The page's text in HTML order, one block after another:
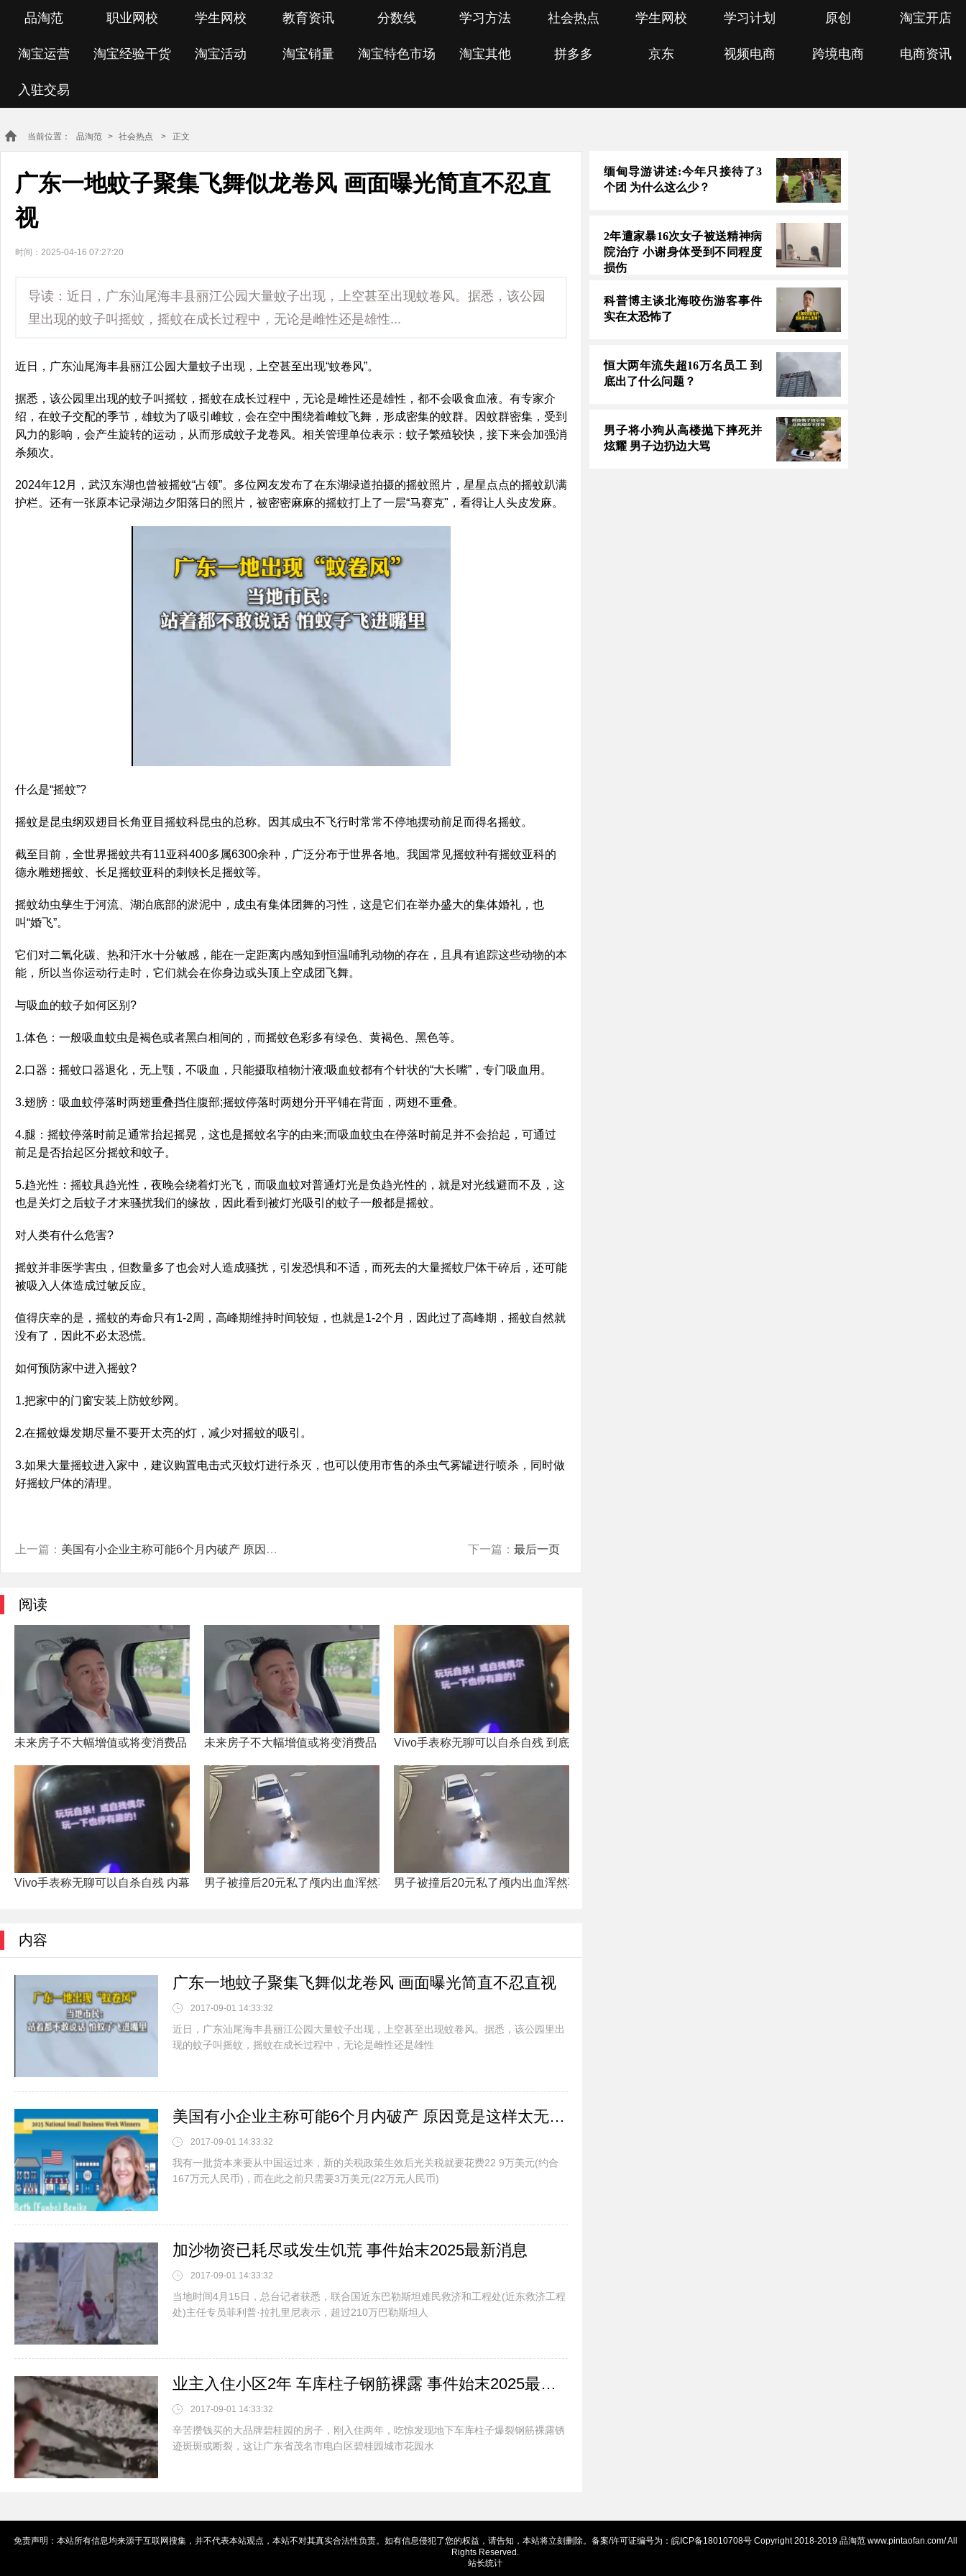
品淘范 职业网校 学生网校 教育资讯 分数线 学习方法 社会热点 学生网校 学习计划 原创 淘宝开店
淘宝运营 淘宝经验干货 淘宝活动 淘宝销量 淘宝特色市场 淘宝其他 拼多多 京东 视频电商 跨境电商 电商资讯
入驻交易
当前位置： 品淘范 > 社会热点 > 正文
广东一地蚊子聚集飞舞似龙卷风 画面曝光简直不忍直
视
时间：2025-04-16 07:27:20
导读：近日，广东汕尾海丰县丽江公园大量蚊子出现，上空甚至出现蚊卷风。据悉，该公园
里出现的蚊子叫摇蚊，摇蚊在成长过程中，无论是雌性还是雄性...
近日，广东汕尾海丰县丽江公园大量蚊子出现，上空甚至出现“蚊卷风”。
据悉，该公园里出现的蚊子叫摇蚊，摇蚊在成长过程中，无论是雌性还是雄性，都不会吸食血液。有专家介
绍，在蚊子交配的季节，雄蚊为了吸引雌蚊，会在空中围绕着雌蚊飞舞，形成密集的蚊群。因蚊群密集，受到
风力的影响，会产生旋转的运动，从而形成蚊子龙卷风。相关管理单位表示：蚊子繁殖较快，接下来会加强消
杀频次。
2024年12月，武汉东湖也曾被摇蚊“占领”。多位网友发布了在东湖绿道拍摄的摇蚊照片，星星点点的摇蚊趴满
护栏。还有一张原本记录湖边夕阳落日的照片，被密密麻麻的摇蚊打上了一层“马赛克"，看得让人头皮发麻。
什么是“摇蚊”?
摇蚊是昆虫纲双翅目长角亚目摇蚊科昆虫的总称。因其成虫不飞行时常常不停地摆动前足而得名摇蚊。
截至目前，全世界摇蚊共有11亚科400多属6300余种，广泛分布于世界各地。我国常见摇蚊种有摇蚊亚科的
德永雕翅摇蚊、长足摇蚊亚科的刺铗长足摇蚊等。
摇蚊幼虫孳生于河流、湖泊底部的淤泥中，成虫有集体团舞的习性，这是它们在举办盛大的集体婚礼，也
叫“婚飞”。
它们对二氧化碳、热和汗水十分敏感，能在一定距离内感知到恒温哺乳动物的存在，且具有追踪这些动物的本
能，所以当你运动行走时，它们就会在你身边或头顶上空成团飞舞。
与吸血的蚊子如何区别?
1.体色：一般吸血蚊虫是褐色或者黑白相间的，而摇蚊色彩多有绿色、黄褐色、黑色等。
2.口器：摇蚊口器退化，无上颚，不吸血，只能摄取植物汁液;吸血蚊都有个针状的“大长嘴”，专门吸血用。
3.翅膀：吸血蚊停落时两翅重叠挡住腹部;摇蚊停落时两翅分开平铺在背面，两翅不重叠。
4.腿：摇蚊停落时前足通常抬起摇晃，这也是摇蚊名字的由来;而吸血蚊虫在停落时前足并不会抬起，可通过
前足是否抬起区分摇蚊和蚊子。
5.趋光性：摇蚊具趋光性，夜晚会绕着灯光飞，而吸血蚊对普通灯光是负趋光性的，就是对光线避而不及，这
也是关灯之后蚊子才来骚扰我们的缘故，因此看到被灯光吸引的蚊子一般都是摇蚊。
对人类有什么危害?
摇蚊并非医学害虫，但数量多了也会对人造成骚扰，引发恐惧和不适，而死去的大量摇蚊尸体干碎后，还可能
被吸入人体造成过敏反应。
值得庆幸的是，摇蚊的寿命只有1-2周，高峰期维持时间较短，也就是1-2个月，因此过了高峰期，摇蚊自然就
没有了，因此不必太恐慌。
如何预防家中进入摇蚊?
1.把家中的门窗安装上防蚊纱网。
2.在摇蚊爆发期尽量不要开太亮的灯，减少对摇蚊的吸引。
3.如果大量摇蚊进入家中，建议购置电击式灭蚊灯进行杀灭，也可以使用市售的杀虫气雾罐进行喷杀，同时做
好摇蚊尸体的清理。
上一篇： 美国有小企业主称可能6个月内破产 原因竟是这样太无奈了 下一篇： 最后一页
阅读
未来房子不大幅增值或将变消费品 到底是什么情况？未来房子不大幅增值或将变消费品 内幕实在让人惊个呆Vivo手表称无聊可以自杀自残 到底是什么情况？
Vivo手表称无聊可以自杀自残 内幕实在让人惊个呆男子被撞后20元私了颅内出血浑然不知 到底是什么情况？男子被撞后20元私了颅内出血浑然不知 内幕实在让人惊个呆
内容
广东一地蚊子聚集飞舞似龙卷风 画面曝光简直不忍直视
2017-09-01 14:33:32
近日，广东汕尾海丰县丽江公园大量蚊子出现，上空甚至出现蚊卷风。据悉，该公园里出
现的蚊子叫摇蚊，摇蚊在成长过程中，无论是雌性还是雄性
美国有小企业主称可能6个月内破产 原因竟是这样太无奈了
2017-09-01 14:33:32
我有一批货本来要从中国运过来，新的关税政策生效后光关税就要花费22 9万美元(约合
167万元人民币)，而在此之前只需要3万美元(22万元人民币)
加沙物资已耗尽或发生饥荒 事件始末2025最新消息
2017-09-01 14:33:32
当地时间4月15日，总台记者获悉，联合国近东巴勒斯坦难民救济和工程处(近东救济工程
处)主任专员菲利普·拉扎里尼表示，超过210万巴勒斯坦人
业主入住小区2年 车库柱子钢筋裸露 事件始末2025最新消息
2017-09-01 14:33:32
辛苦攒钱买的大品牌碧桂园的房子，刚入住两年，吃惊发现地下车库柱子爆裂钢筋裸露锈
迹斑斑或断裂，这让广东省茂名市电白区碧桂园城市花园水
缅甸导游讲述:今年只接待了3
个团 为什么这么少？
2年遭家暴16次女子被送精神病
院治疗 小谢身体受到不同程度
损伤
科普博主谈北海咬伤游客事件
实在太恐怖了
恒大两年流失超16万名员工 到
底出了什么问题？
男子将小狗从高楼抛下摔死并
炫耀 男子边扔边大骂
免责声明：本站所有信息均来源于互联网搜集，并不代表本站观点，本站不对其真实合法性负责。如有信息侵犯了您的权益，请告知，本站将立刻删除。备案/许可证编号为：皖ICP备18010708号 Copyright 2018-2019 品淘范 www.pintaofan.com/ All
Rights Reserved.
站长统计